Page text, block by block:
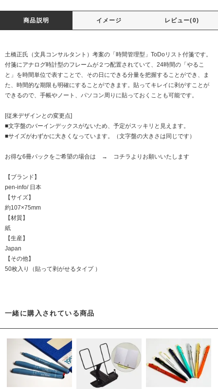
商品説明 イメージ レビュー(0)
土橋正氏（文具コンサルタント）考案の「時間管理型」ToDoリスト付箋です。
付箋にアナログ時計型のフレームが２つ配置されていて、24時間の「やるこ
と」を時間単位で表すことで、その日にできる分量を把握することができ、ま
た、時間的な期限も明確にすることができます。貼ってキレイに剥がすことが
できるので、手帳やノート、パソコン周りに貼っておくことも可能です。
[従来デザインとの変更点]
■文字盤のバーインデックスがないため、予定がスッキリと見えます。
■サイズがわずかに大きくなっています。（文字盤の大きさは同じです）
お得な6冊パックをご希望の場合は → コチラ よりお願いいたします
【ブランド】
pen-info/ 日本
【サイズ】
約107×75mm
【材質】
紙
【生産】
Japan
【その他】
50枚入り（貼って剥がせるタイプ ）
一緒に購入されている商品